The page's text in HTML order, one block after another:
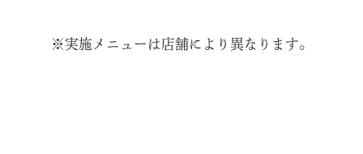
※実施メニューは店舗により異なります。